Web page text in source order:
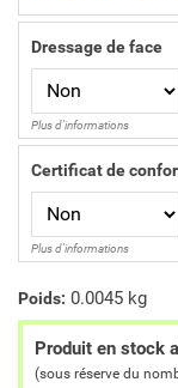
Dressage de face
Plus d'informations
Certificat de
Plus d'informations
Poids: 0.0045 kg
Produit en stock
(sous réserve du